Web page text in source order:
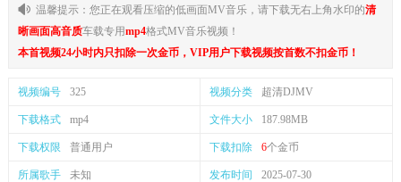
温馨提示：您正在观看压缩的低画面MV音乐，请下载无右上角水印的清
晰画面高音质车载专用mp4格式MV音乐视频！
本首视频24小时内只扣除一次金币，VIP用户下载视频按首数不扣金币！
视频编号 325 视频分类 超清DJMV
下载格式 mp4 文件大小 187.98MB
下载权限 普通用户 下载扣除 6个金币
所属歌手 未知 发布时间 2025-07-30